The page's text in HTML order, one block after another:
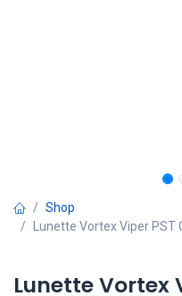
Shop
Lunette Vortex Viper PST
Lunette Vortex